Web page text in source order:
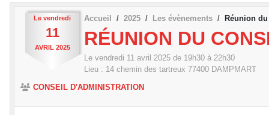
Le vendredi
11
AVRIL 2025
Accueil 2025 Les évènements Réunion
RÉUNION DU
Le vendredi 11 avril 2025 de 19h30 à 22h30
Lieu : 14 chemin des tartreux 77400 DAMPMART
CONSEIL D'ADMINISTRATION